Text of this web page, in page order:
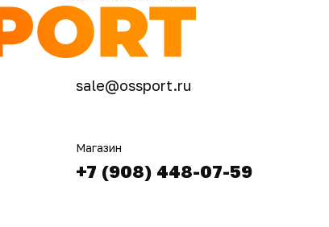
+7 (908) 448-07-59
Магазин
sale@ossport.ru